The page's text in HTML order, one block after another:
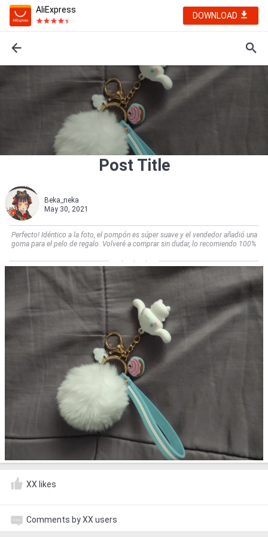
AliExpress
DOWNLOAD
Post Title
Beka_neka
May 30, 2021
Perfecto! Idéntico a la foto, el pompón es súper suave y el vendedor añadió una
goma para el pelo de regalo. Volveré a comprar sin dudar, lo recomiendo 100%
XX likes
Comments by XX users